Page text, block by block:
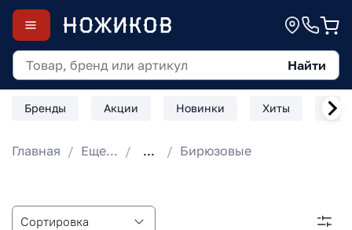
Найти
Бренды Акции Новинки Хиты
Главная Еще... ... Бирюзовые